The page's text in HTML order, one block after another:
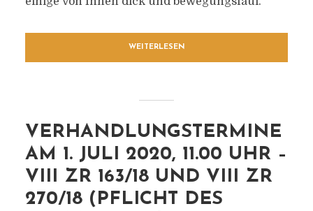
WEITERLESEN
VERHANDLUNGSTERMINE
AM 1. JULI 2020, 11.00 UHR –
VIII ZR 163/18 UND VIII ZR
270/18 (PFLICHT DES